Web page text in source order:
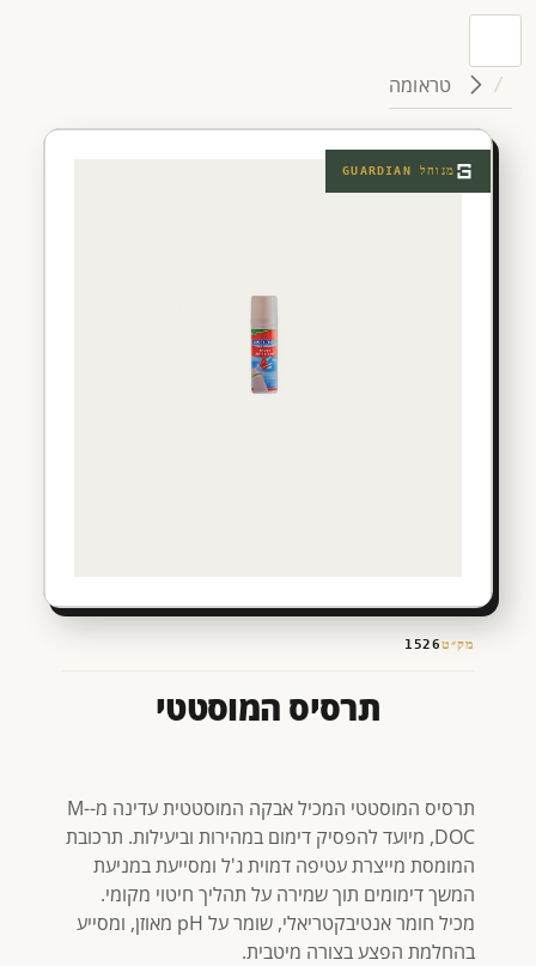
טראומה
מנוהל GUARDIAN
מק״ט1526
תרסיס המוסטטי
תרסיס המוסטטי המכיל אבקה המוסטטית עדינה מ-M-
DOC, מיועד להפסיק דימום במהירות וביעילות. תרכובת
המומסת מייצרת עטיפה דמוית ג'ל ומסייעת במניעת
המשך דימומים תוך שמירה על תהליך חיטוי מקומי.
מכיל חומר אנטיבקטריאלי, שומר על pH מאוזן, ומסייע
בהחלמת הפצע בצורה מיטבית.